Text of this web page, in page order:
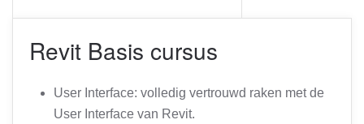
Revit Basis cursus
User Interface: volledig vertrouwd raken met de
User Interface van Revit.